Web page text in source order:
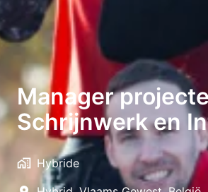
Manager
Schrijnwerk en
Hybride